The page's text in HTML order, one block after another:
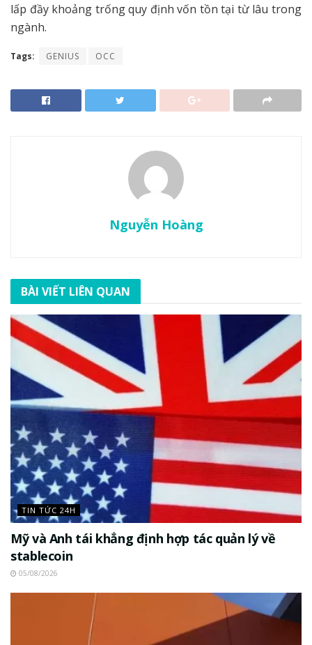
lấp đầy khoảng trống quy định vốn tồn tại từ lâu trong
ngành.
Tags: GENIUS OCC
Nguyễn Hoàng
BÀI VIẾT LIÊN QUAN
TIN TỨC 24H
Mỹ và Anh tái khẳng định hợp tác quản lý về
stablecoin
05/08/2026